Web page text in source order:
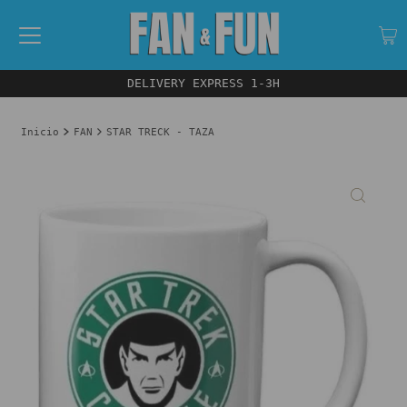
DELIVERY EXPRESS 1-3H
Inicio FAN STAR TRECK - TAZA